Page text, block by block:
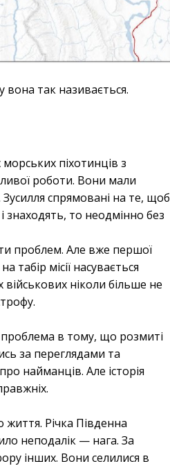
вона так називається.
піхотинців з
роботи. Вони мали
спрямовані на те, щоб
знаходять, то неодмінно без
проблем. Але вже першої
місії насувається
ніколи більше не
в тому, що розмиті
за переглядами та
найманців. Але історія
Річка Південна
неподалік — нага. За
інших. Вони селилися в